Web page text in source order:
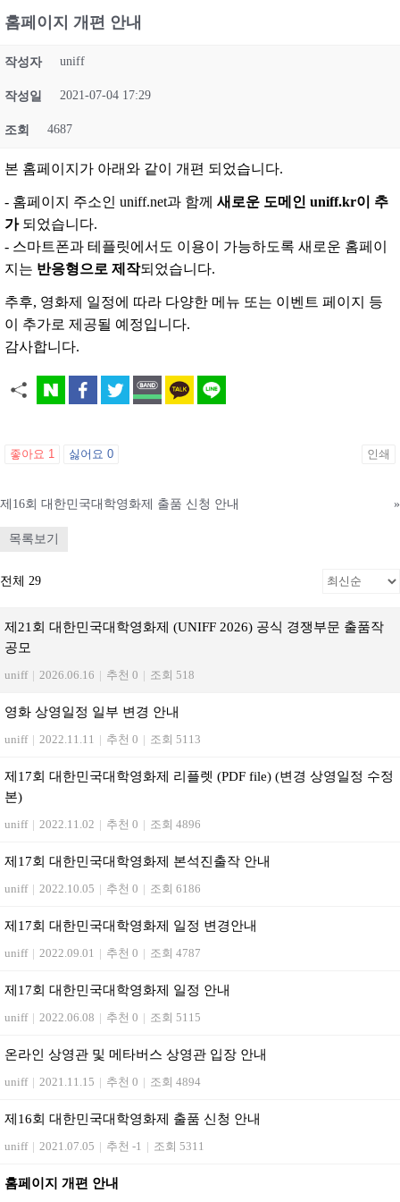
홈페이지 개편 안내
작성자 uniff
작성일 2021-07-04 17:29
조회 4687
본 홈페이지가 아래와 같이 개편 되었습니다.
- 홈페이지 주소인 uniff.net과 함께 새로운 도메인 uniff.kr이 추
가되었습니다.
- 스마트폰과 테플릿에서도 이용이 가능하도록 새로운 홈페이
지는 반응형으로 제작되었습니다.
추후, 영화제 일정에 따라 다양한 메뉴 또는 이벤트 페이지 등
이 추가로 제공될 예정입니다.
감사합니다.
좋아요 1 싫어요 0 인쇄
제16회 대한민국대학영화제 출품 신청 안내 »
목록보기
전체 29
제21회 대한민국대학영화제 (UNIFF 2026) 공식 경쟁부문 출품작
공모
uniff | 2026.06.16 | 추천 0 | 조회 518
영화 상영일정 일부 변경 안내
uniff | 2022.11.11 | 추천 0 | 조회 5113
제17회 대한민국대학영화제 리플렛 (PDF file) (변경 상영일정 수정
본)
uniff | 2022.11.02 | 추천 0 | 조회 4896
제17회 대한민국대학영화제 본석진출작 안내
uniff | 2022.10.05 | 추천 0 | 조회 6186
제17회 대한민국대학영화제 일정 변경안내
uniff | 2022.09.01 | 추천 0 | 조회 4787
제17회 대한민국대학영화제 일정 안내
uniff | 2022.06.08 | 추천 0 | 조회 5115
온라인 상영관 및 메타버스 상영관 입장 안내
uniff | 2021.11.15 | 추천 0 | 조회 4894
제16회 대한민국대학영화제 출품 신청 안내
uniff | 2021.07.05 | 추천 -1 | 조회 5311
홈페이지 개편 안내